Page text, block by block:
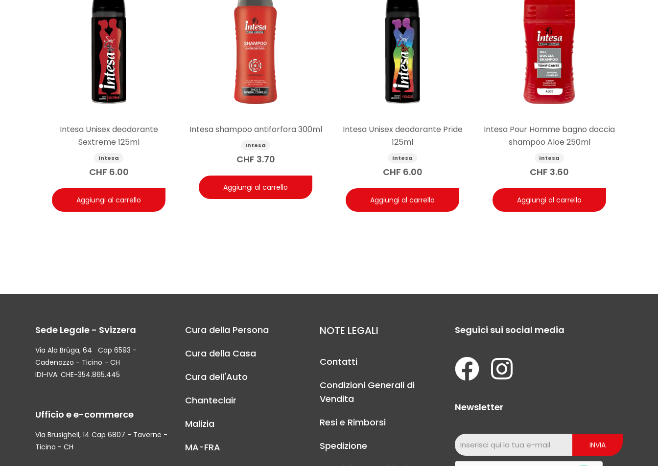
Intesa Unisex deodorante
Sextreme 125ml
Intesa
CHF 6.00
Aggiungi al carrello
Intesa shampoo antiforfora 300ml
Intesa
CHF 3.70
Aggiungi al carrello
Intesa Unisex deodorante Pride
125ml
Intesa
CHF 6.00
Aggiungi al carrello
Intesa Pour Homme bagno doccia
shampoo Aloe 250ml
Intesa
CHF 3.60
Aggiungi al carrello
Sede Legale - Svizzera
Via Ala Brüga, 64 Cap 6593 -
Cadenazzo - Ticino - CH
IDI-IVA: CHE-354.865.445
Ufficio e e-commerce
Via Brüsighell, 14 Cap 6807 - Taverne -
Ticino - CH
Cura della Persona
Cura della Casa
Cura dell'Auto
Chanteclair
Malizia
MA-FRA
NOTE LEGALI
Contatti
Condizioni Generali di
Vendita
Resi e Rimborsi
Spedizione
Seguici sui social media
Newsletter